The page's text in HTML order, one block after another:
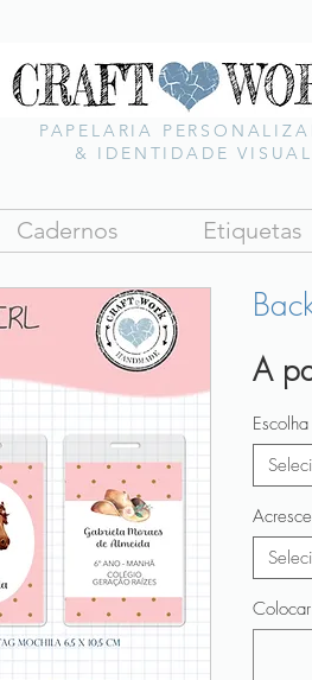
PAPELARIA
& IDENTIDADE VISUAL
Cadernos Etiquetas
A